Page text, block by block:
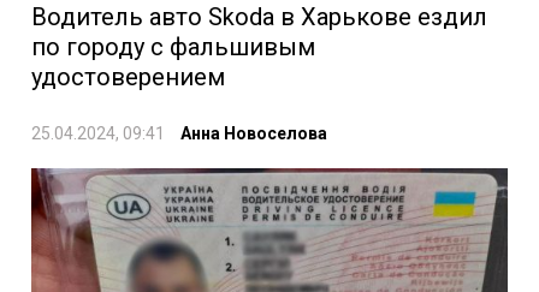
Водитель авто Skoda в Харькове ездил
по городу с фальшивым
удостоверением
25.04.2024, 09:41 Анна Новоселова